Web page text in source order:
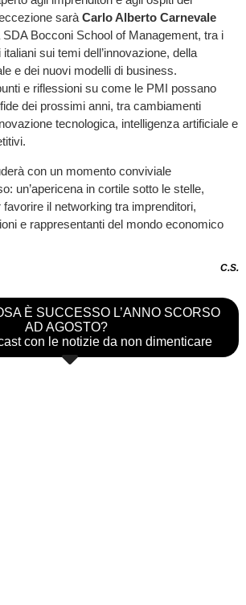
sarà Carlo Alberto Carnevale
Bocconi School of Management, tra i
sui temi dell’innovazione, della
e dei nuovi modelli di business.
e riflessioni su come le PMI possano
dei prossimi anni, tra cambiamenti
tecnologica, intelligenza artificiale e
con un momento conviviale
un’apericena in cortile sotto le stelle,
il networking tra imprenditori,
e rappresentanti del mondo economico
C.S.
È SUCCESSO L’ANNO SCORSO
AD AGOSTO?
con le notizie da non dimenticare